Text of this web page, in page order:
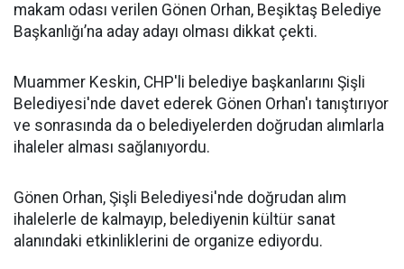
makam odası verilen Gönen Orhan, Beşiktaş Belediye
Başkanlığı’na aday adayı olması dikkat çekti.
Muammer Keskin, CHP'li belediye başkanlarını Şişli
Belediyesi'nde davet ederek Gönen Orhan'ı tanıştırıyor
ve sonrasında da o belediyelerden doğrudan alımlarla
ihaleler alması sağlanıyordu.
Gönen Orhan, Şişli Belediyesi'nde doğrudan alım
ihalelerle de kalmayıp, belediyenin kültür sanat
alanındaki etkinliklerini de organize ediyordu.